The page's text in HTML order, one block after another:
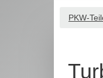
PKW-